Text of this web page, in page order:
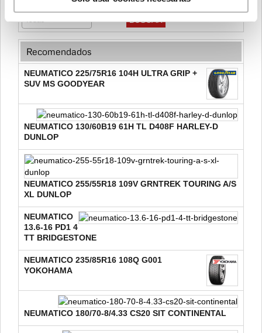
Recomendados
NEUMATICO 225/75R16 104H ULTRA GRIP +
SUV MS GOODYEAR
NEUMATICO 130/60B19 61H TL D408F HARLEY-D
DUNLOP
NEUMATICO 255/55R18 109V GRNTREK TOURING A/S
XL DUNLOP
NEUMATICO
13.6-16 PD1 4
TT BRIDGESTONE
NEUMATICO 235/85R16 108Q G001
YOKOHAMA
NEUMATICO 180/70-8/4.33 CS20 SIT CONTINENTAL